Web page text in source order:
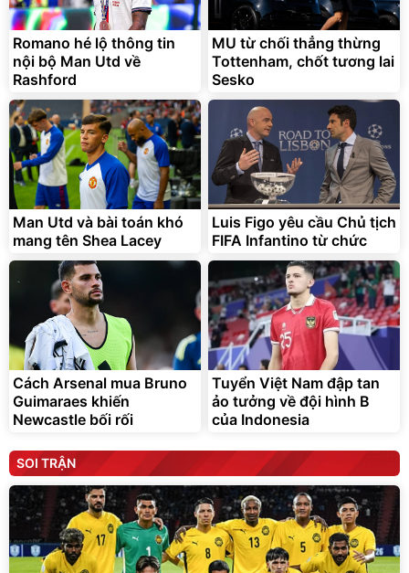
Romano hé lộ thông tin
nội bộ Man Utd về
Rashford
MU từ chối thẳng thừng
Tottenham, chốt tương lai
Sesko
Man Utd và bài toán khó
mang tên Shea Lacey
Luis Figo yêu cầu Chủ tịch
FIFA Infantino từ chức
Cách Arsenal mua Bruno
Guimaraes khiến
Newcastle bối rối
Tuyển Việt Nam đập tan
ảo tưởng về đội hình B
của Indonesia
SOI TRẬN